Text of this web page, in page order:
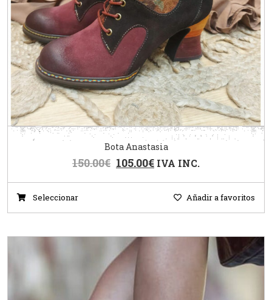
Bota Anastasia
150.00€ 105.00€ IVA INC.
Seleccionar Añadir a favoritos